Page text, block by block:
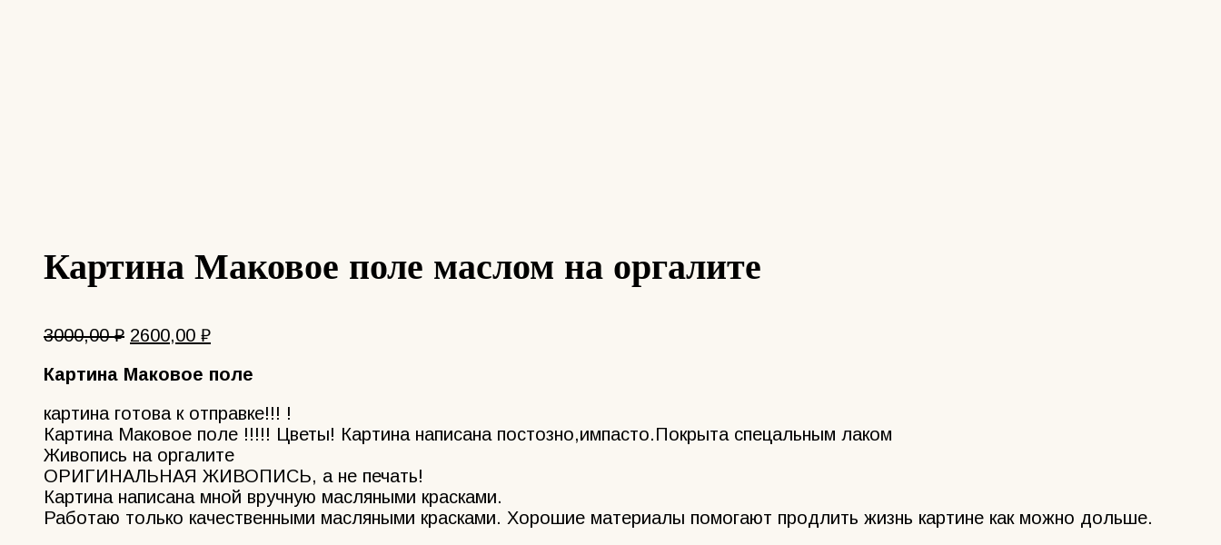
Картина Маковое поле маслом на оргалите
3000,00₽ Первоначальная
составляла
2600,00 ₽Текущая
2600,00 ₽.
Картина Маковое поле
картина готова к отправке!!! !
Картина Маковое поле !!!!! Цветы! Картина написана постозно,импасто.Покрыта спецальным лаком
Живопись на оргалите
ОРИГИНАЛЬНАЯ ЖИВОПИСЬ, а не печать!
Картина написана мной вручную масляными красками.
Работаю только качественными масляными красками. Хорошие материалы помогают продлить жизнь картине как можно дольше.